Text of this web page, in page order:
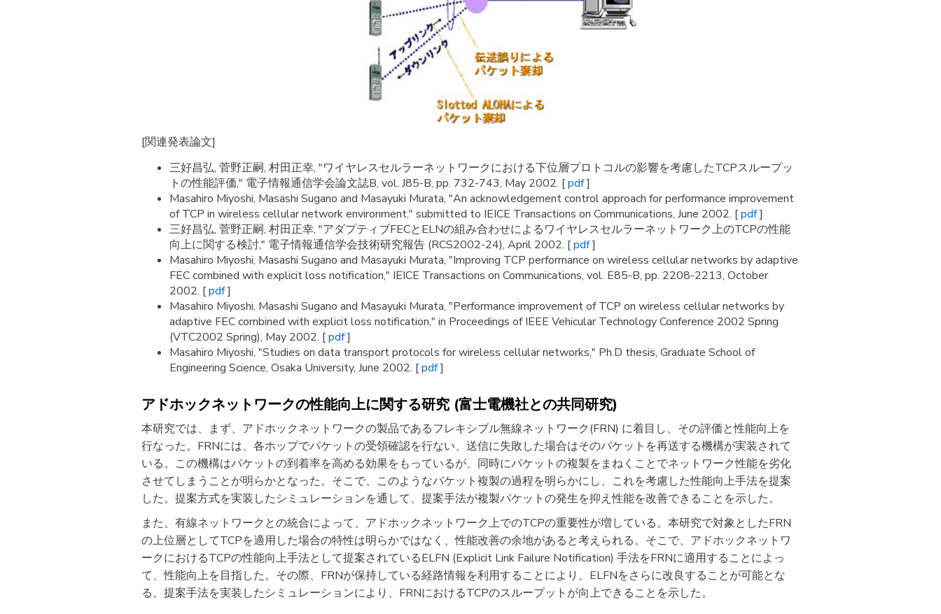
[関連発表論文]
三好昌弘, 菅野正嗣, 村田正幸, "ワイヤレスセルラーネットワークにおける下位層プロトコルの影響を考慮したTCPスループッ
トの性能評価," 電子情報通信学会論文誌B, vol. J85-B, pp. 732-743, May 2002. [pdf]
Masahiro Miyoshi, Masashi Sugano and Masayuki Murata, "An acknowledgement control approach for performance improvement
of TCP in wireless cellular network environment," submitted to IEICE Transactions on Communications, June 2002. [pdf]
三好昌弘, 菅野正嗣, 村田正幸, "アダプティブFECとELNの組み合わせによるワイヤレスセルラーネットワーク上のTCPの性能
向上に関する検討," 電子情報通信学会技術研究報告 (RCS2002-24), April 2002. [pdf]
Masahiro Miyoshi, Masashi Sugano and Masayuki Murata, "Improving TCP performance on wireless cellular networks by adaptive
FEC combined with explicit loss notification," IEICE Transactions on Communications, vol. E85-B, pp. 2208-2213, October
2002. [pdf]
Masahiro Miyoshi, Masashi Sugano and Masayuki Murata, "Performance improvement of TCP on wireless cellular networks by
adaptive FEC combined with explicit loss notification," in Proceedings of IEEE Vehicular Technology Conference 2002 Spring
(VTC2002 Spring), May 2002. [pdf]
Masahiro Miyoshi, "Studies on data transport protocols for wireless cellular networks," Ph.D thesis, Graduate School of
Engineering Science, Osaka University, June 2002. [pdf]
アドホックネットワークの性能向上に関する研究 (富士電機社との共同研究)
本研究では、まず、アドホックネットワークの製品であるフレキシブル無線ネットワーク(FRN) に着目し、その評価と性能向上を
行なった。FRNには、各ホップでパケットの受領確認を行ない、送信に失敗した場合はそのパケットを再送する機構が実装されて
いる。この機構はパケットの到着率を高める効果をもっているが、同時にパケットの複製をまねくことでネットワーク性能を劣化
させてしまうことが明らかとなった。そこで、このようなパケット複製の過程を明らかにし、これを考慮した性能向上手法を提案
した。提案方式を実装したシミュレーションを通して、提案手法が複製パケットの発生を抑え性能を改善できることを示した。
また、有線ネットワークとの統合によって、アドホックネットワーク上でのTCPの重要性が増している。本研究で対象としたFRN
の上位層としてTCPを適用した場合の特性は明らかではなく、性能改善の余地があると考えられる。そこで、アドホックネットワ
ークにおけるTCPの性能向上手法として提案されているELFN (Explicit Link Failure Notification) 手法をFRNに適用することによっ
て、性能向上を目指した。その際、FRNが保持している経路情報を利用することにより、ELFNをさらに改良することが可能とな
る。提案手法を実装したシミュレーションにより、FRNにおけるTCPのスループットが向上できることを示した。